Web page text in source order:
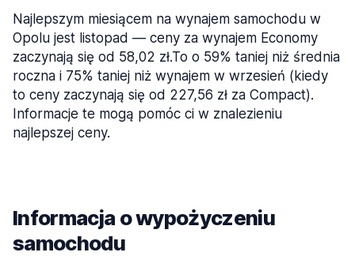
Najlepszym miesiącem na wynajem samochodu w
Opolu jest listopad — ceny za wynajem Economy
zaczynają się od 58,02 zł.To o 59% taniej niż średnia
roczna i 75% taniej niż wynajem w wrzesień (kiedy
to ceny zaczynają się od 227,56 zł za Compact).
Informacje te mogą pomóc ci w znalezieniu
najlepszej ceny.
Informacja o wypożyczeniu
samochodu